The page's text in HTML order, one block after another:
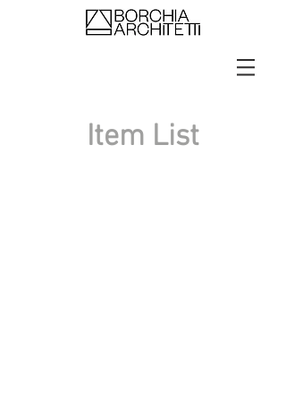
Item List